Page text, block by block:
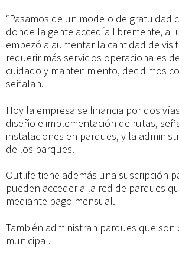
“Pasamos de un modelo de gratuidad
donde la gente accedía libremente, a
empezó a aumentar la cantidad de
requerir más servicios operacionales
cuidado y mantenimiento, decidimos
señalan.
Hoy la empresa se financia por dos
diseño e implementación de rutas,
instalaciones en parques, y la
de los parques.
Outlife tiene además una suscripción
pueden acceder a la red de parques
mediante pago mensual.
También administran parques que son
municipal.